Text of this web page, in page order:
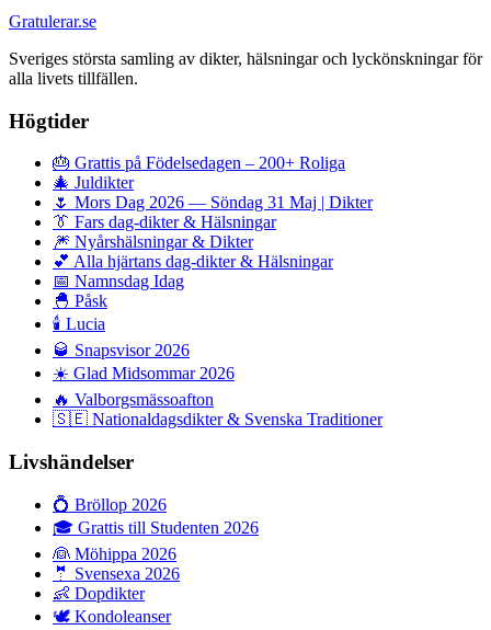
Gratulerar.se
Sveriges största samling av dikter, hälsningar och lyckönskningar för
alla livets tillfällen.
Högtider
🎂 Grattis på Födelsedagen – 200+ Roliga
🎄 Juldikter
🌷 Mors Dag 2026 — Söndag 31 Maj | Dikter
👔 Fars dag-dikter & Hälsningar
🎆 Nyårshälsningar & Dikter
💕 Alla hjärtans dag-dikter & Hälsningar
📅 Namnsdag Idag
🐣 Påsk
🕯️ Lucia
🥃 Snapsvisor 2026
☀️ Glad Midsommar 2026
🔥 Valborgsmässoafton
🇸🇪 Nationaldagsdikter & Svenska Traditioner
Livshändelser
💍 Bröllop 2026
🎓 Grattis till Studenten 2026
👰 Möhippa 2026
🤵 Svensexa 2026
👶 Dopdikter
🕊️ Kondoleanser